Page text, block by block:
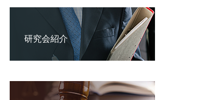
研究会紹介